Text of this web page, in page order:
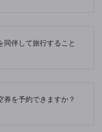
同伴して旅行すること
券を予約できますか？